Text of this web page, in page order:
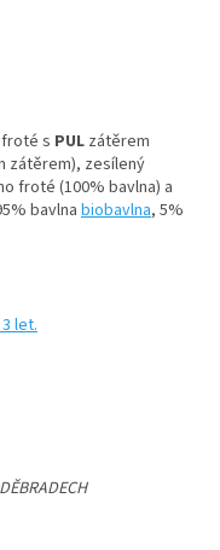
s PUL zátěrem
zátěrem), zesílený
froté (100% bavlna) a
bavlna biobavlna, 5%
let.